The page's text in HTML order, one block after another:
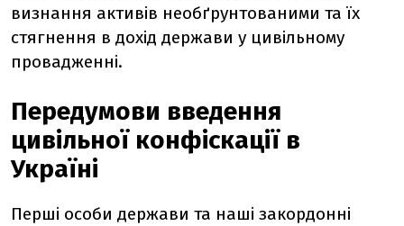
визнання активів необґрунтованими та їх
стягнення в дохід держави у цивільному
провадженні.
Передумови введення
цивільної конфіскації в
Україні
Перші особи держави та наші закордонні